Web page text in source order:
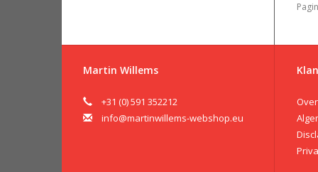
Martin Willems
+31 (0) 591 352212
info@martinwillems-webshop.eu